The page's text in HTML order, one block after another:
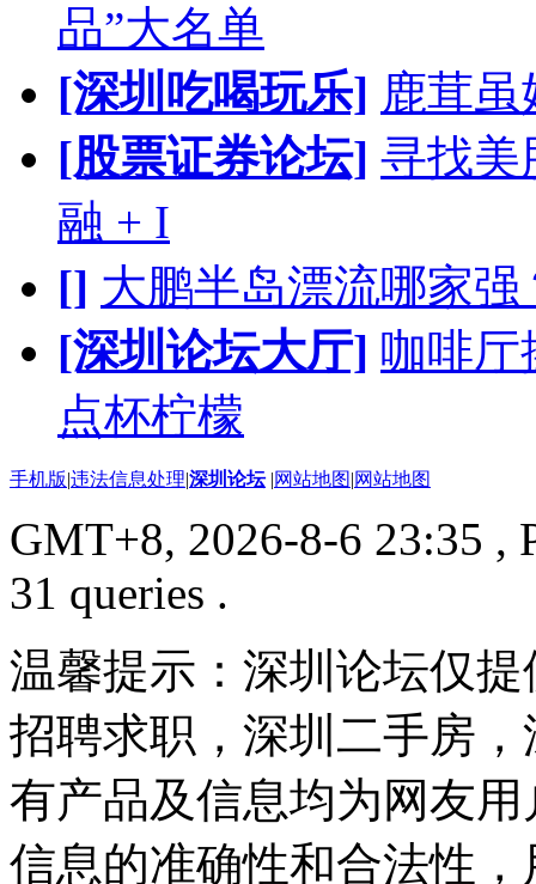
品”大名单
[深圳吃喝玩乐] 鹿茸
[股票证券论坛] 寻找美
融 + I
[] 大鹏半岛漂流哪家
[深圳论坛大厅] 咖啡厅
点杯柠檬
手机版|违法信息处理|深圳论坛 |网站地图|网站地图
GMT+8, 2026-8-6 23:35 ,
31 queries .
温馨提示：深圳论坛仅
招聘求职，深圳二手房
有产品及信息均为网友
信息的准确性和合法性